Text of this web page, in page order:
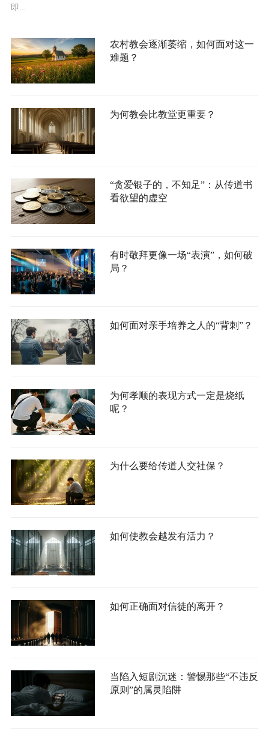
即...
农村教会逐渐萎缩，如何面对这一
难题？
为何教会比教堂更重要？
“贪爱银子的，不知足”：从传道书
看欲望的虚空
有时敬拜更像一场“表演”，如何破
局？
如何面对亲手培养之人的“背刺”？
为何孝顺的表现方式一定是烧纸
呢？
为什么要给传道人交社保？
如何使教会越发有活力？
如何正确面对信徒的离开？
当陷入短剧沉迷：警惕那些“不违反
原则”的属灵陷阱